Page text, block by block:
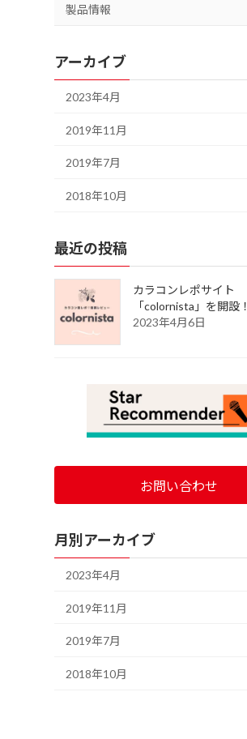
製品情報
アーカイブ
2023年4月
2019年11月
2019年7月
2018年10月
最近の投稿
カラコンレポサイト
「colornista」を開設！
2023年4月6日
お問い合わせ
月別アーカイブ
2023年4月
2019年11月
2019年7月
2018年10月